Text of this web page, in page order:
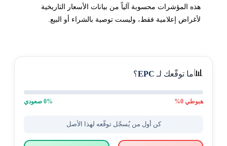
هذه المؤشرات محسوبة آلياً من بيانات الأسعار التاريخية
لأغراض إعلامية فقط، وليست توصية بالشراء أو البيع.
📊ما توقّعك لـEPC؟
هبوطي0
%
0% صعودي
كن أول من يُسجّل توقّعه لهذا الأصل